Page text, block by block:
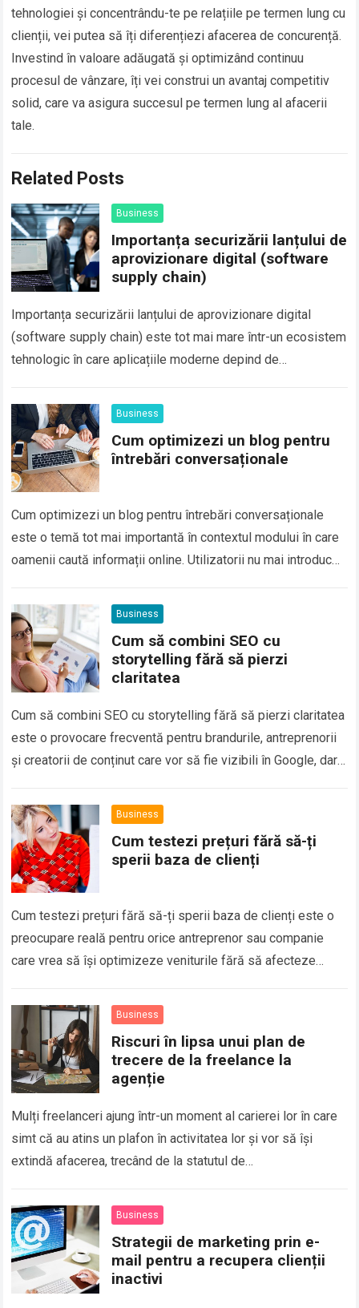
tehnologiei și concentrându-te pe relațiile pe termen lung cu
clienții, vei putea să îți diferențiezi afacerea de concurență.
Investind în valoare adăugată și optimizând continuu
procesul de vânzare, îți vei construi un avantaj competitiv
solid, care va asigura succesul pe termen lung al afacerii
tale.
Related Posts
Business
Importanța securizării lanțului de
aprovizionare digital (software
supply chain)
Importanța securizării lanțului de aprovizionare digital
(software supply chain) este tot mai mare într-un ecosistem
tehnologic în care aplicațiile moderne depind de
și integrări…
Business
Cum optimizezi un blog pentru
întrebări conversaționale
Cum optimizezi un blog pentru întrebări conversaționale
este o temă tot mai importantă în contextul modului în care
oamenii caută informații online. Utilizatorii nu mai introduc
Business
Cum să combini SEO cu
storytelling fără să pierzi
claritatea
Cum să combini SEO cu storytelling fără să pierzi claritatea
este o provocare frecventă pentru brandurile, antreprenorii
și creatorii de conținut care vor să fie vizibili în Google, dar
Business
Cum testezi prețuri fără să-ți
sperii baza de clienți
Cum testezi prețuri fără să-ți sperii baza de clienți este o
preocupare reală pentru orice antreprenor sau companie
care vrea să își optimizeze veniturile fără să afecteze
Business
Riscuri în lipsa unui plan de
trecere de la freelance la
agenție
Mulți freelanceri ajung într-un moment al carierei lor în care
simt că au atins un plafon în activitatea lor și vor să își
extindă afacerea, trecând de la statutul de…
Business
Strategii de marketing prin e-
mail pentru a recupera clienții
inactivi